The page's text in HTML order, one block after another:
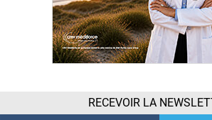
RECEVOIR LA